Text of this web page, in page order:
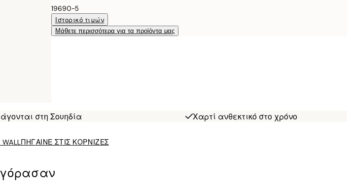
19690-5
Ιστορικό τιμών
Μάθετε περισσότερα για τα προϊόντα μας
στη Σουηδία Χαρτί ανθεκτικό στο χρόνο
ΠΗΓΑΙΝΕ ΣΤΙΣ ΚΟΡΝΙΖΕΣ